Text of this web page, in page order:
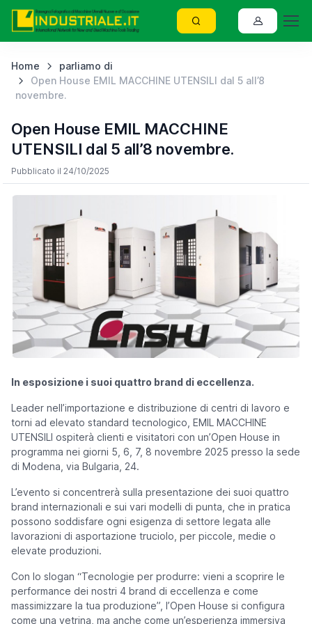
Home
parliamo di
Open House EMIL MACCHINE UTENSILI dal 5 all’8
novembre.
Open House EMIL MACCHINE
UTENSILI dal 5 all’8 novembre.
Pubblicato il 24/10/2025
In esposizione i suoi quattro brand di eccellenza.
Leader nell’importazione e distribuzione di centri di lavoro e
torni ad elevato standard tecnologico, EMIL MACCHINE
UTENSILI ospiterà clienti e visitatori con un’Open House in
programma nei giorni 5, 6, 7, 8 novembre 2025 presso la sede
di Modena, via Bulgaria, 24.
L’evento si concentrerà sulla presentazione dei suoi quattro
brand internazionali e sui vari modelli di punta, che in pratica
possono soddisfare ogni esigenza di settore legata alle
lavorazioni di asportazione truciolo, per piccole, medie o
elevate produzioni.
Con lo slogan “Tecnologie per produrre: vieni a scoprire le
performance dei nostri 4 brand di eccellenza e come
massimizzare la tua produzione”, l’Open House si configura
come una vetrina, ma anche come un’esperienza immersiva